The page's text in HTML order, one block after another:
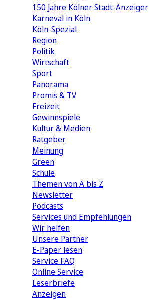
150 Jahre Kölner Stadt-Anzeiger
Karneval in Köln
Köln-Spezial
Region
Politik
Wirtschaft
Sport
Panorama
Promis & TV
Freizeit
Gewinnspiele
Kultur & Medien
Ratgeber
Meinung
Green
Schule
Themen von A bis Z
Newsletter
Podcasts
Services und Empfehlungen
Wir helfen
Unsere Partner
E-Paper lesen
Service FAQ
Online Service
Leserbriefe
Anzeigen